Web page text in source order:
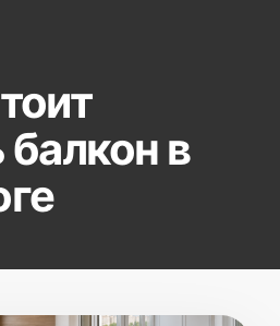
балкон в